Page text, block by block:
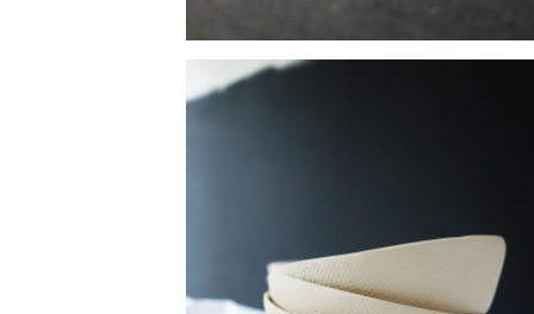
ouvrir l'image